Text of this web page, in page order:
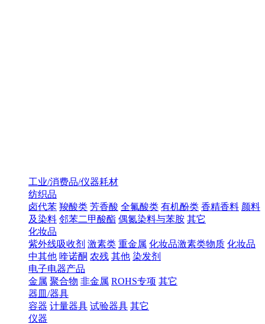
工业/消费品/仪器耗材
纺织品
卤代苯 羧酸类 芳香酸 全氟酸类 有机酚类 香精香料 颜料
及染料 邻苯二甲酸酯 偶氮染料与苯胺 其它
化妆品
紫外线吸收剂 激素类 重金属 化妆品激素类物质 化妆品
中其他 喹诺酮 农残 其他 染发剂
电子电器产品
金属 聚合物 非金属 ROHS专项 其它
器皿/器具
容器 计量器具 试验器具 其它
仪器